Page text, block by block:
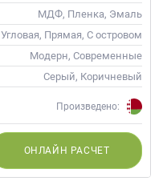
МДФ, Пленка, Эмаль
Угловая, Прямая, С островом
Модерн, Современные
Серый, Коричневый
Произведено:
ОНЛАЙН РАСЧЕТ